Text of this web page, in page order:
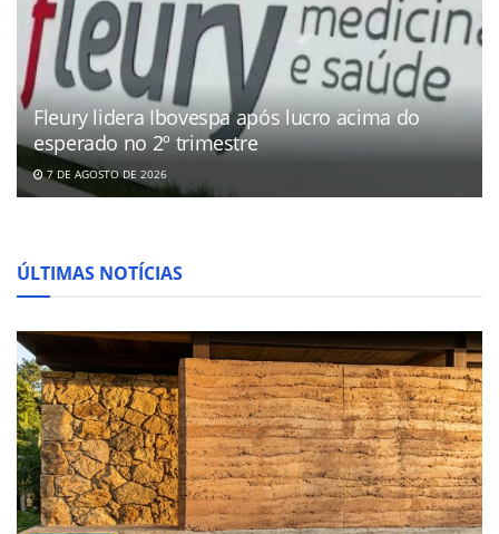
Fleury lidera Ibovespa após lucro acima do
esperado no 2º trimestre
7 DE AGOSTO DE 2026
ÚLTIMAS NOTÍCIAS